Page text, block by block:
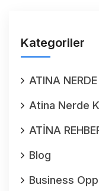
Kategoriler
ATINA
Atina Nerde
ATİNA
Blog
Business